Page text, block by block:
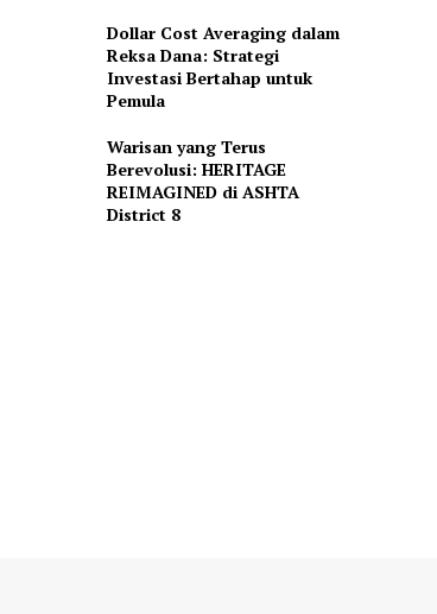
Dollar Cost Averaging dalam
Reksa Dana: Strategi
Investasi Bertahap untuk
Pemula
Warisan yang Terus
Berevolusi: HERITAGE
REIMAGINED di ASHTA
District 8